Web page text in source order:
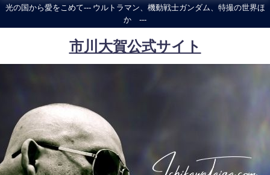
光の国から愛をこめて--- ウルトラマン、機動戦士ガンダム、特撮の世界ほ
か ---
市川大賀公式サイト